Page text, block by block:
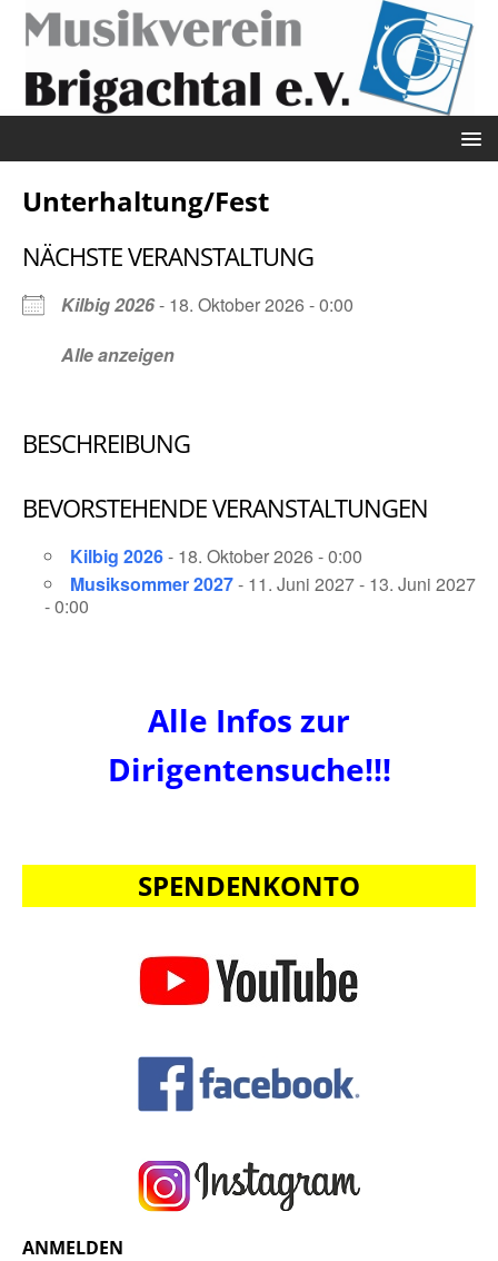
Unterhaltung/Fest
NÄCHSTE VERANSTALTUNG
Kilbig 2026- 18. Oktober 2026 - 0:00
Alle anzeigen
BESCHREIBUNG
BEVORSTEHENDE VERANSTALTUNGEN
Kilbig 2026- 18. Oktober 2026 - 0:00
Musiksommer 2027- 11. Juni 2027 - 13. Juni 2027
- 0:00
Alle Infos zur
Dirigentensuche!!!
SPENDENKONTO
ANMELDEN